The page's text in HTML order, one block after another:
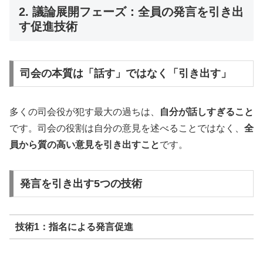
2. 議論展開フェーズ：全員の発言を引き出
す促進技術
司会の本質は「話す」ではなく「引き出す」
多くの司会役が犯す最大の過ちは、
自分が話しすぎること
です。司会の役割は自分の意見を述べることではなく、 全
員から質の高い意見を引き出すことです。
発言を引き出す5つの技術
技術1：指名による発言促進